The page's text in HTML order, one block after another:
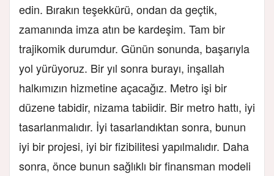
edin. Bırakın teşekkürü, ondan da geçtik,
zamanında imza atın be kardeşim. Tam bir
trajikomik durumdur. Günün sonunda, başarıyla
yol yürüyoruz. Bir yıl sonra burayı, inşallah
halkımızın hizmetine açacağız. Metro işi bir
düzene tabidir, nizama tabiidir. Bir metro hattı, iyi
tasarlanmalıdır. İyi tasarlandıktan sonra, bunun
iyi bir projesi, iyi bir fizibilitesi yapılmalıdır. Daha
sonra, önce bunun sağlıklı bir finansman modeli